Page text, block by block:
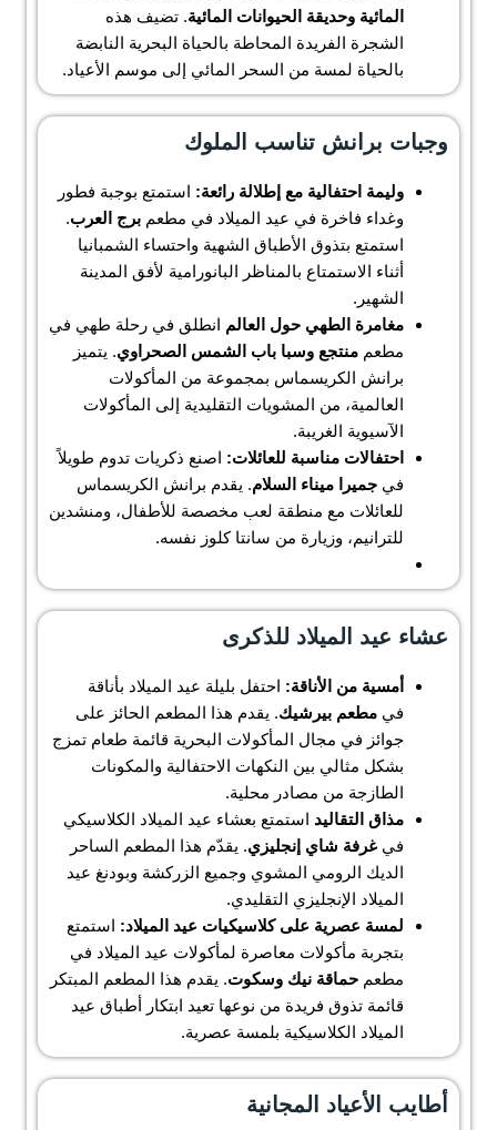
المائية وحديقة الحيوانات المائية. تضيف هذه
الشجرة الفريدة المحاطة بالحياة البحرية النابضة
بالحياة لمسة من السحر المائي إلى موسم الأعياد.
وجبات برانش تناسب الملوك
وليمة احتفالية مع إطلالة رائعة: استمتع بوجبة فطور
وغداء فاخرة في عيد الميلاد في مطعم برج العرب.
استمتع بتذوق الأطباق الشهية واحتساء الشمبانيا
أثناء الاستمتاع بالمناظر البانورامية لأفق المدينة
الشهير.
مغامرة الطهي حول العالم انطلق في رحلة طهي في
مطعم منتجع وسبا باب الشمس الصحراوي. يتميز
برانش الكريسماس بمجموعة من المأكولات
العالمية، من المشويات التقليدية إلى المأكولات
الآسيوية الغريبة.
احتفالات مناسبة للعائلات: اصنع ذكريات تدوم طويلاً
في جميرا ميناء السلام. يقدم برانش الكريسماس
للعائلات مع منطقة لعب مخصصة للأطفال، ومنشدين
للترانيم، وزيارة من سانتا كلوز نفسه.
عشاء عيد الميلاد للذكرى
أمسية من الأناقة: احتفل بليلة عيد الميلاد بأناقة
في مطعم بيرشيك. يقدم هذا المطعم الحائز على
جوائز في مجال المأكولات البحرية قائمة طعام تمزج
بشكل مثالي بين النكهات الاحتفالية والمكونات
الطازجة من مصادر محلية.
مذاق التقاليد استمتع بعشاء عيد الميلاد الكلاسيكي
في غرفة شاي إنجليزي. يقدّم هذا المطعم الساحر
الديك الرومي المشوي وجميع الزركشة وبودنغ عيد
الميلاد الإنجليزي التقليدي.
لمسة عصرية على كلاسيكيات عيد الميلاد: استمتع
بتجربة مأكولات معاصرة لمأكولات عيد الميلاد في
مطعم حماقة نيك وسكوت. يقدم هذا المطعم المبتكر
قائمة تذوق فريدة من نوعها تعيد ابتكار أطباق عيد
الميلاد الكلاسيكية بلمسة عصرية.
أطايب الأعياد المجانية